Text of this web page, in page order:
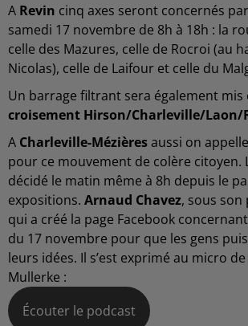
A Revin cinq axes seront concernés
samedi 17 novembre de 8h à 18h : la
celle des Mazures, celle de Rocroi (au
Nicolas), celle de Laifour et celle du
Un barrage filtrant sera également mis
croisement Hirson/Charleville/Laon/
A Charleville-Mézièresaussi on
pour ce mouvement de colère citoyen.
décidé le matin même à 8h depuis le
expositions. Arnaud Chavez, sous son
qui a créé la page Facebook
du 17 novembre pour que les gens
leurs idées. Il s’est exprimé au micro
Mullerke :
Écouter le podcast